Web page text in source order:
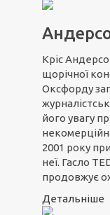
Кріс
щорічної
Оксфорду
його увагу
2001 року
неї. Гасло
продовжує
Детальніше